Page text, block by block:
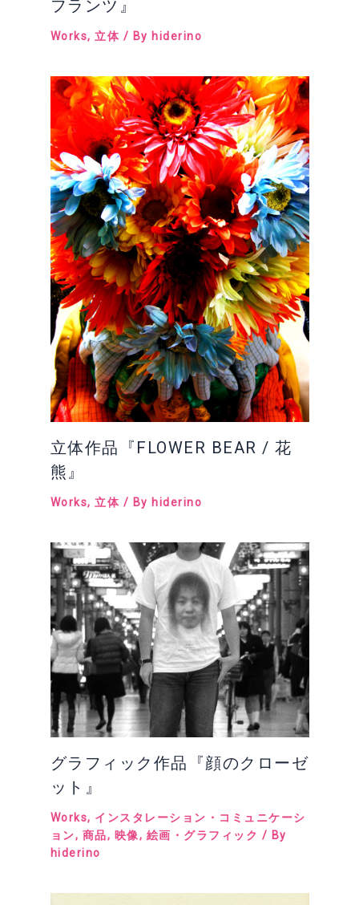
フランツ』
Works, 立体 / By hiderino
立体作品『FLOWER BEAR / 花
熊』
Works, 立体 / By hiderino
グラフィック作品『顔のクローゼ
ット』
Works, インスタレーション・コミュニケーシ
ョン, 商品, 映像, 絵画・グラフィック / By
hiderino